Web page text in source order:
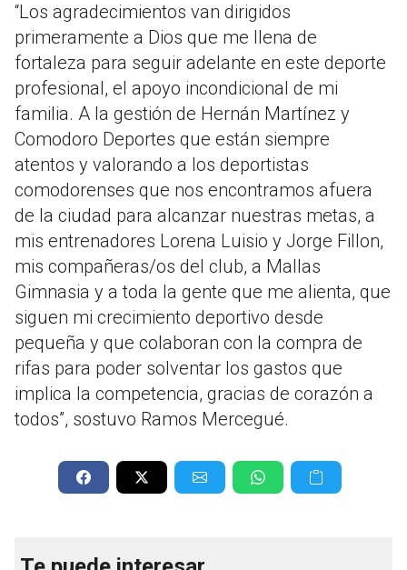
“Los agradecimientos van dirigidos
primeramente a Dios que me llena de
fortaleza para seguir adelante en este deporte
profesional, el apoyo incondicional de mi
familia. A la gestión de Hernán Martínez y
Comodoro Deportes que están siempre
atentos y valorando a los deportistas
comodorenses que nos encontramos afuera
de la ciudad para alcanzar nuestras metas, a
mis entrenadores Lorena Luisio y Jorge Fillon,
mis compañeras/os del club, a Mallas
Gimnasia y a toda la gente que me alienta, que
siguen mi crecimiento deportivo desde
pequeña y que colaboran con la compra de
rifas para poder solventar los gastos que
implica la competencia, gracias de corazón a
todos”, sostuvo Ramos Mercegué.